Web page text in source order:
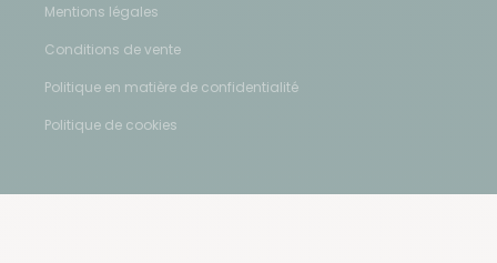
Mentions légales
Conditions de vente
Politique en matière de confidentialité
Politique de cookies